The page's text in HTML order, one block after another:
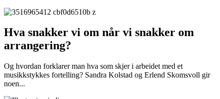
Hva snakker vi om når vi snakker om
arrangering?
Og hvordan forklarer man hva som skjer i arbeidet med et
musikkstykkes fortelling? Sandra Kolstad og Erlend Skomsvoll gir
noen...